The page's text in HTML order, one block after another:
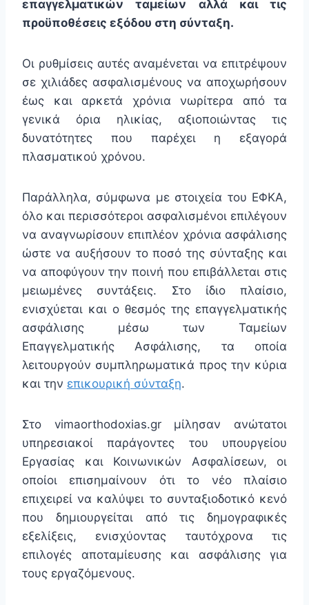
επαγγελματικών ταμείων αλλά και τις
προϋποθέσεις εξόδου στη σύνταξη.
Οι ρυθμίσεις αυτές αναμένεται να επιτρέψουν
σε χιλιάδες ασφαλισμένους να αποχωρήσουν
έως και αρκετά χρόνια νωρίτερα από τα
γενικά όρια ηλικίας, αξιοποιώντας τις
δυνατότητες που παρέχει η εξαγορά
πλασματικού χρόνου.
Παράλληλα, σύμφωνα με στοιχεία του ΕΦΚΑ,
όλο και περισσότεροι ασφαλισμένοι επιλέγουν
να αναγνωρίσουν επιπλέον χρόνια ασφάλισης
ώστε να αυξήσουν το ποσό της σύνταξης και
να αποφύγουν την ποινή που επιβάλλεται στις
μειωμένες συντάξεις. Στο ίδιο πλαίσιο,
ενισχύεται και ο θεσμός της επαγγελματικής
ασφάλισης μέσω των Ταμείων
Επαγγελματικής Ασφάλισης, τα οποία
λειτουργούν συμπληρωματικά προς την κύρια
και την επικουρική σύνταξη.
Στο vimaorthodoxias.grμίλησαν ανώτατοι
υπηρεσιακοί παράγοντες του υπουργείου
Εργασίας και Κοινωνικών Ασφαλίσεων, οι
οποίοι επισημαίνουν ότι το νέο πλαίσιο
επιχειρεί να καλύψει το συνταξιοδοτικό κενό
που δημιουργείται από τις δημογραφικές
εξελίξεις, ενισχύοντας ταυτόχρονα τις
επιλογές αποταμίευσης και ασφάλισης για
τους εργαζόμενους.